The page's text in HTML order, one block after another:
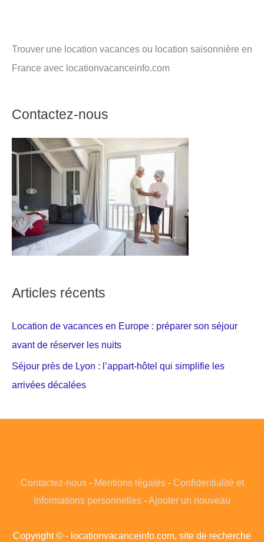
Trouver une location vacances ou location saisonnière en
France avec locationvacanceinfo.com
Contactez-nous
Articles récents
Location de vacances en Europe : préparer son séjour
avant de réserver les nuits
Séjour près de Lyon : l’appart-hôtel qui simplifie les
arrivées décalées
Contactez-nous- Mentions légales- Confidentialité et
Informations personnelles -Ajouter un nouveau
Copyright © - locationvacanceinfo.com, site de recherche